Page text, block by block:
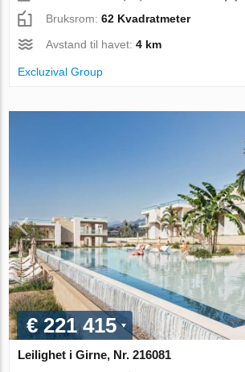
Bruksrom:62 Kvadratmeter
Avstand til havet:4 km
Excluzival Group
€ 221 415
Leilighet i Girne, Nr. 216081